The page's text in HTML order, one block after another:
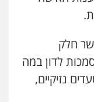
עורכי דין לענייני
לבן תעבורה
וחקירות
חלק
לדון במה
נזיקיים,